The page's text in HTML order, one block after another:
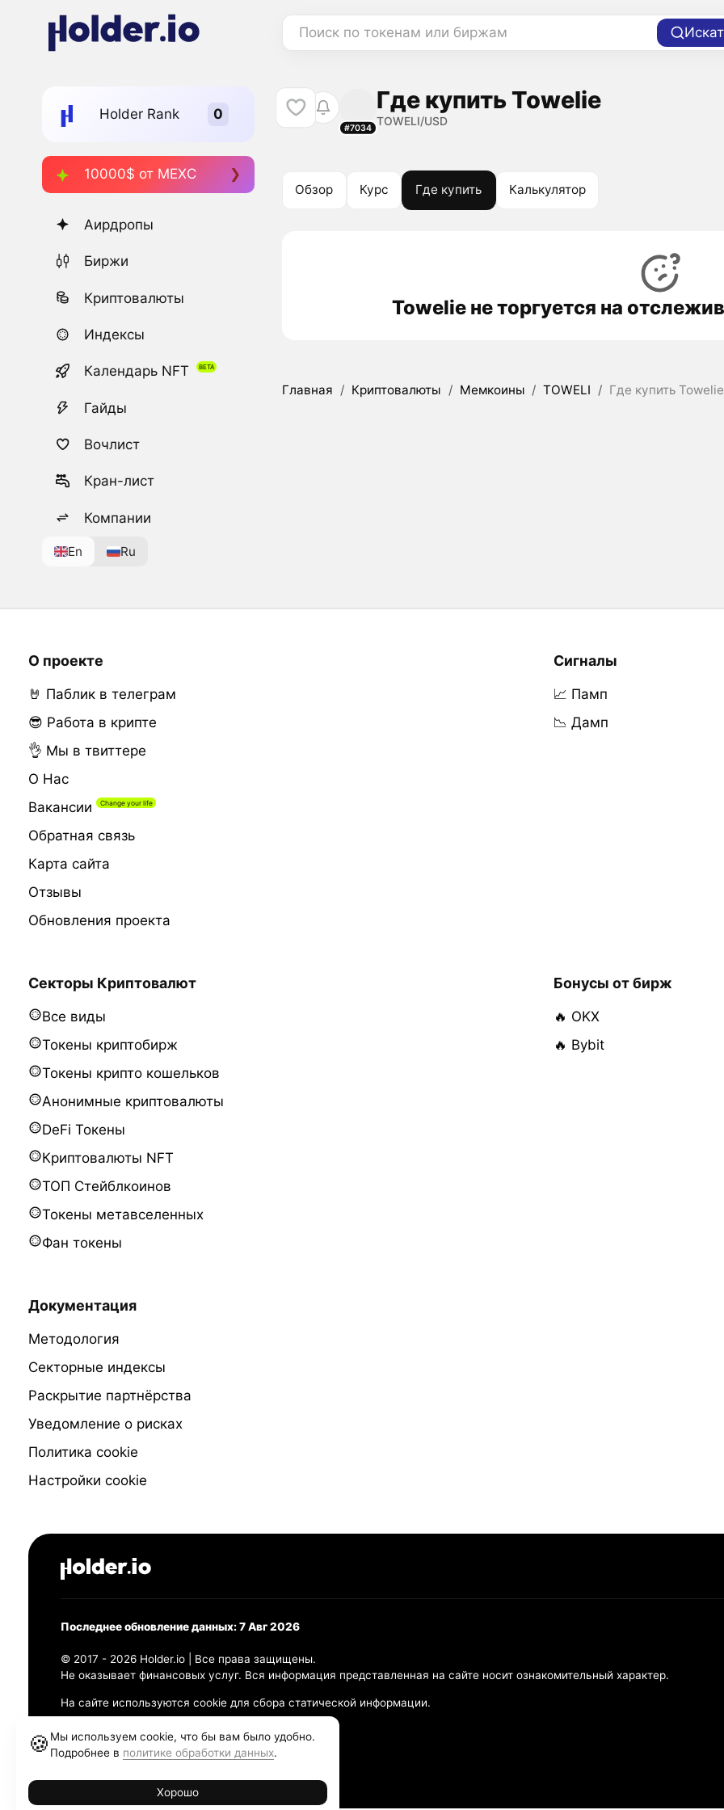
Поиск по токенам или биржам
Holder Rank
10000$ от MEXC
Аирдропы
Биржи
Криптовалюты
Индексы
Календарь NFT
Гайды
Вочлист
Кран-лист
Компании
En Ru
#7034
Где купить Towelie
TOWELI/USD
Обзор Курс Где купить Калькулятор
Towelie не торгуется на
Главная / Криптовалюты / Мемкоины / TOWELI / Где купить Towelie
О проекте
🤘 Паблик в телеграм
😎 Работа в крипте
👌 Мы в твиттере
О Нас
Вакансии
Обратная связь
Карта сайта
Отзывы
Обновления проекта
Сигналы
📈 Памп
📉 Дамп
Секторы Криптовалют
Все виды
Токены криптобирж
Токены крипто кошельков
Анонимные криптовалюты
DeFi Токены
Криптовалюты NFT
ТОП Стейблкоинов
Токены метавселенных
Фан токены
Бонусы от бирж
🔥 OKX
🔥 Bybit
Документация
Методология
Секторные индексы
Раскрытие партнёрства
Уведомление о рисках
Политика cookie
Настройки cookie
Последнее обновление данных: 7 Авг 2026
© 2017 - 2026 Holder.io | Все права защищены.
Не оказывает финансовых услуг. Вся информация представленная на сайте носит ознакомительный характер.
На сайте используются cookie для сбора статической информации.
Политика конфиденциальности
Правила использования
🍪 Мы используем cookie, что бы вам было удобно.
Подробнее в политике обработки данных.
Хорошо